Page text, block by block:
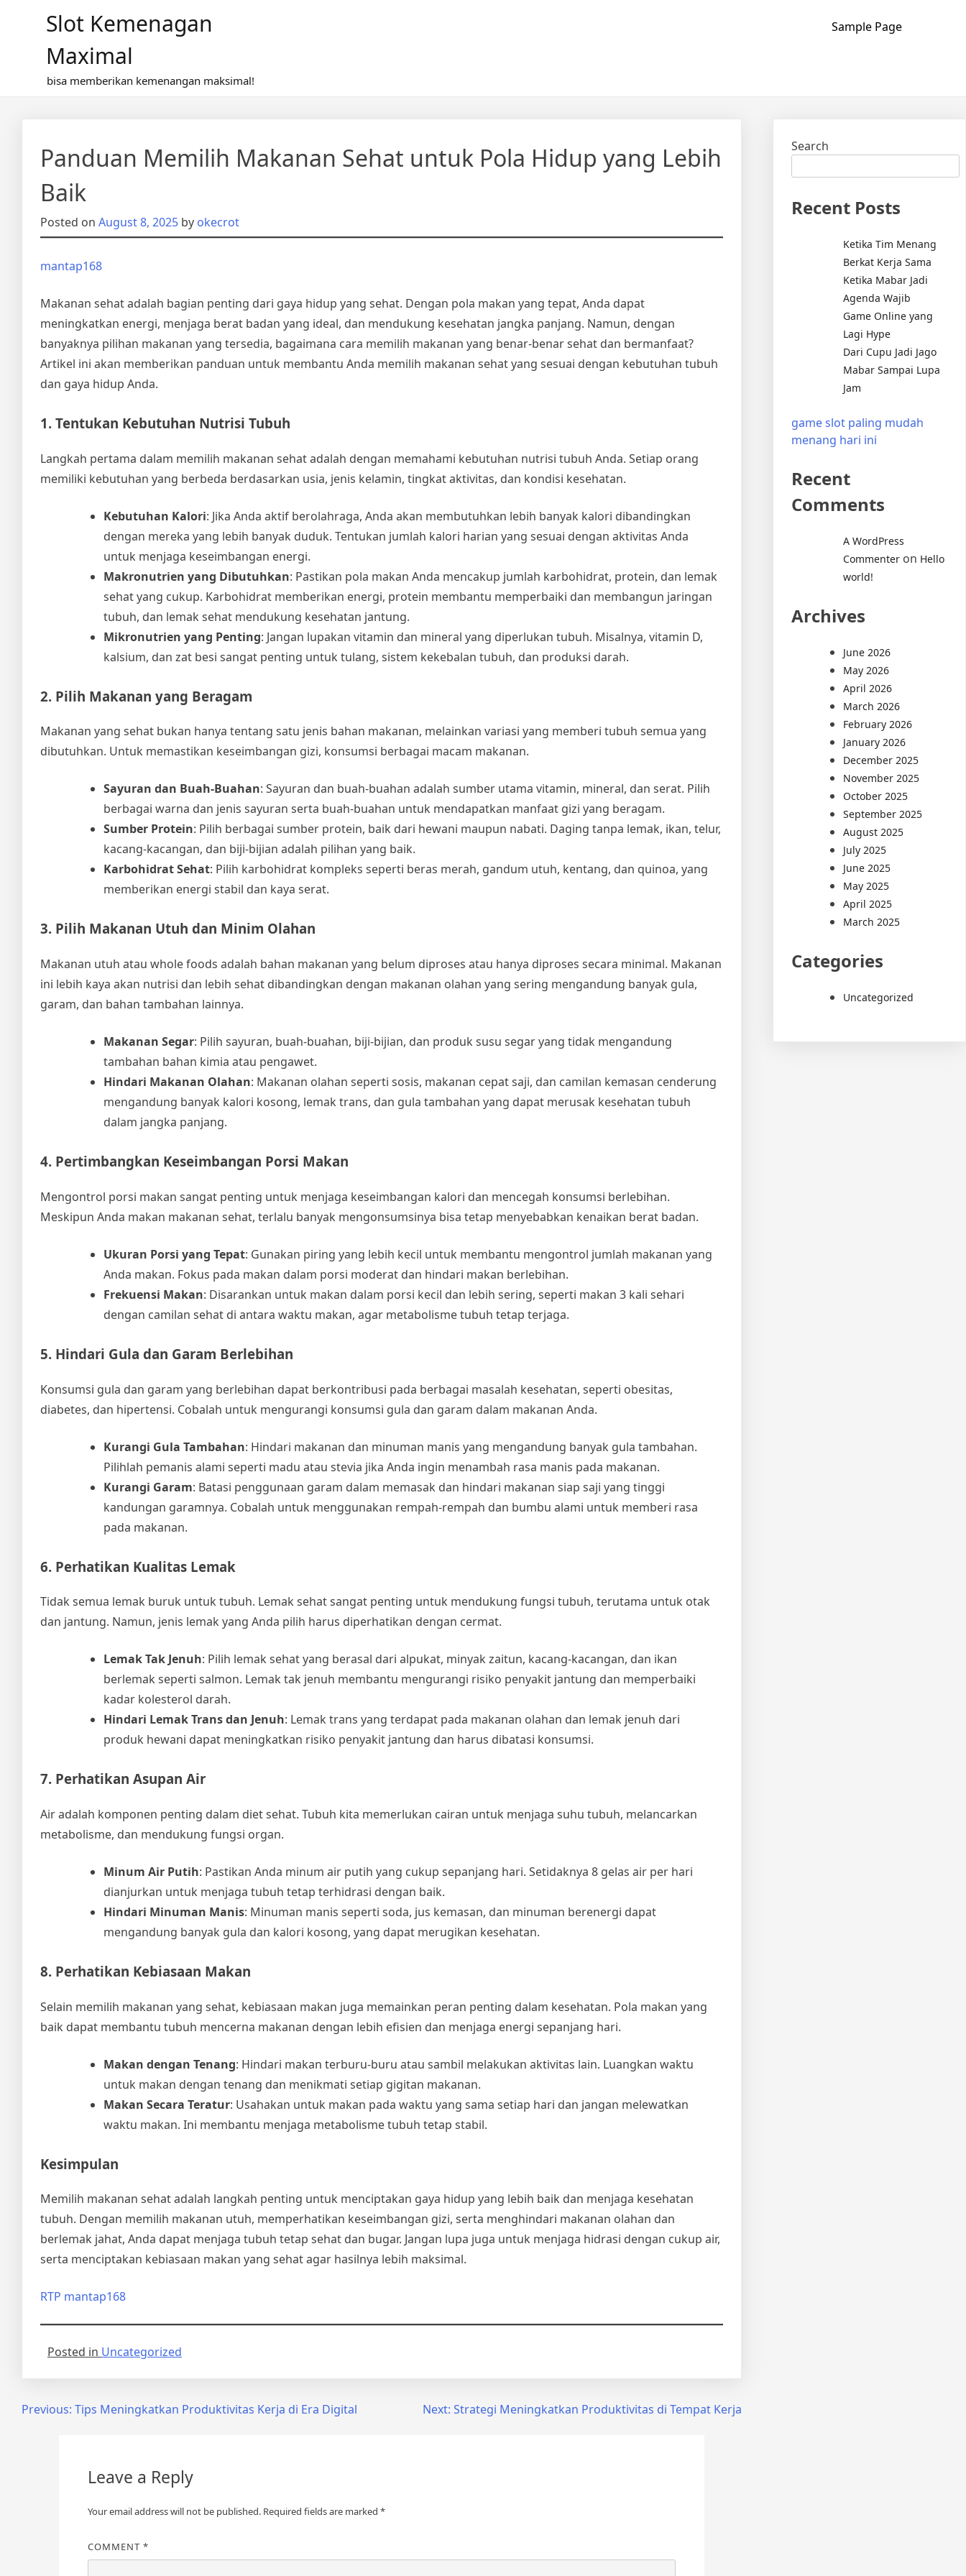
Slot Kemenagan
Maximal
bisa memberikan kemenangan maksimal!
Sample Page
Panduan Memilih Makanan Sehat untuk Pola Hidup yang Lebih
Baik
Posted on August 8, 2025 by okecrot
mantap168
Makanan sehat adalah bagian penting dari gaya hidup yang sehat. Dengan pola makan yang tepat, Anda dapat
meningkatkan energi, menjaga berat badan yang ideal, dan mendukung kesehatan jangka panjang. Namun, dengan
banyaknya pilihan makanan yang tersedia, bagaimana cara memilih makanan yang benar-benar sehat dan bermanfaat?
Artikel ini akan memberikan panduan untuk membantu Anda memilih makanan sehat yang sesuai dengan kebutuhan tubuh
dan gaya hidup Anda.
1. Tentukan Kebutuhan Nutrisi Tubuh
Langkah pertama dalam memilih makanan sehat adalah dengan memahami kebutuhan nutrisi tubuh Anda. Setiap orang
memiliki kebutuhan yang berbeda berdasarkan usia, jenis kelamin, tingkat aktivitas, dan kondisi kesehatan.
Kebutuhan Kalori: Jika Anda aktif berolahraga, Anda akan membutuhkan lebih banyak kalori dibandingkan
dengan mereka yang lebih banyak duduk. Tentukan jumlah kalori harian yang sesuai dengan aktivitas Anda
untuk menjaga keseimbangan energi.
Makronutrien yang Dibutuhkan: Pastikan pola makan Anda mencakup jumlah karbohidrat, protein, dan lemak
sehat yang cukup. Karbohidrat memberikan energi, protein membantu memperbaiki dan membangun jaringan
tubuh, dan lemak sehat mendukung kesehatan jantung.
Mikronutrien yang Penting: Jangan lupakan vitamin dan mineral yang diperlukan tubuh. Misalnya, vitamin D,
kalsium, dan zat besi sangat penting untuk tulang, sistem kekebalan tubuh, dan produksi darah.
2. Pilih Makanan yang Beragam
Makanan yang sehat bukan hanya tentang satu jenis bahan makanan, melainkan variasi yang memberi tubuh semua yang
dibutuhkan. Untuk memastikan keseimbangan gizi, konsumsi berbagai macam makanan.
Sayuran dan Buah-Buahan: Sayuran dan buah-buahan adalah sumber utama vitamin, mineral, dan serat. Pilih
berbagai warna dan jenis sayuran serta buah-buahan untuk mendapatkan manfaat gizi yang beragam.
Sumber Protein: Pilih berbagai sumber protein, baik dari hewani maupun nabati. Daging tanpa lemak, ikan, telur,
kacang-kacangan, dan biji-bijian adalah pilihan yang baik.
Karbohidrat Sehat: Pilih karbohidrat kompleks seperti beras merah, gandum utuh, kentang, dan quinoa, yang
memberikan energi stabil dan kaya serat.
3. Pilih Makanan Utuh dan Minim Olahan
Makanan utuh atau whole foods adalah bahan makanan yang belum diproses atau hanya diproses secara minimal. Makanan
ini lebih kaya akan nutrisi dan lebih sehat dibandingkan dengan makanan olahan yang sering mengandung banyak gula,
garam, dan bahan tambahan lainnya.
Makanan Segar: Pilih sayuran, buah-buahan, biji-bijian, dan produk susu segar yang tidak mengandung
tambahan bahan kimia atau pengawet.
Hindari Makanan Olahan: Makanan olahan seperti sosis, makanan cepat saji, dan camilan kemasan cenderung
mengandung banyak kalori kosong, lemak trans, dan gula tambahan yang dapat merusak kesehatan tubuh
dalam jangka panjang.
4. Pertimbangkan Keseimbangan Porsi Makan
Mengontrol porsi makan sangat penting untuk menjaga keseimbangan kalori dan mencegah konsumsi berlebihan.
Meskipun Anda makan makanan sehat, terlalu banyak mengonsumsinya bisa tetap menyebabkan kenaikan berat badan.
Ukuran Porsi yang Tepat: Gunakan piring yang lebih kecil untuk membantu mengontrol jumlah makanan yang
Anda makan. Fokus pada makan dalam porsi moderat dan hindari makan berlebihan.
Frekuensi Makan: Disarankan untuk makan dalam porsi kecil dan lebih sering, seperti makan 3 kali sehari
dengan camilan sehat di antara waktu makan, agar metabolisme tubuh tetap terjaga.
5. Hindari Gula dan Garam Berlebihan
Konsumsi gula dan garam yang berlebihan dapat berkontribusi pada berbagai masalah kesehatan, seperti obesitas,
diabetes, dan hipertensi. Cobalah untuk mengurangi konsumsi gula dan garam dalam makanan Anda.
Kurangi Gula Tambahan: Hindari makanan dan minuman manis yang mengandung banyak gula tambahan.
Pilihlah pemanis alami seperti madu atau stevia jika Anda ingin menambah rasa manis pada makanan.
Kurangi Garam: Batasi penggunaan garam dalam memasak dan hindari makanan siap saji yang tinggi
kandungan garamnya. Cobalah untuk menggunakan rempah-rempah dan bumbu alami untuk memberi rasa
pada makanan.
6. Perhatikan Kualitas Lemak
Tidak semua lemak buruk untuk tubuh. Lemak sehat sangat penting untuk mendukung fungsi tubuh, terutama untuk otak
dan jantung. Namun, jenis lemak yang Anda pilih harus diperhatikan dengan cermat.
Lemak Tak Jenuh: Pilih lemak sehat yang berasal dari alpukat, minyak zaitun, kacang-kacangan, dan ikan
berlemak seperti salmon. Lemak tak jenuh membantu mengurangi risiko penyakit jantung dan memperbaiki
kadar kolesterol darah.
Hindari Lemak Trans dan Jenuh: Lemak trans yang terdapat pada makanan olahan dan lemak jenuh dari
produk hewani dapat meningkatkan risiko penyakit jantung dan harus dibatasi konsumsi.
7. Perhatikan Asupan Air
Air adalah komponen penting dalam diet sehat. Tubuh kita memerlukan cairan untuk menjaga suhu tubuh, melancarkan
metabolisme, dan mendukung fungsi organ.
Minum Air Putih: Pastikan Anda minum air putih yang cukup sepanjang hari. Setidaknya 8 gelas air per hari
dianjurkan untuk menjaga tubuh tetap terhidrasi dengan baik.
Hindari Minuman Manis: Minuman manis seperti soda, jus kemasan, dan minuman berenergi dapat
mengandung banyak gula dan kalori kosong, yang dapat merugikan kesehatan.
8. Perhatikan Kebiasaan Makan
Selain memilih makanan yang sehat, kebiasaan makan juga memainkan peran penting dalam kesehatan. Pola makan yang
baik dapat membantu tubuh mencerna makanan dengan lebih efisien dan menjaga energi sepanjang hari.
Makan dengan Tenang: Hindari makan terburu-buru atau sambil melakukan aktivitas lain. Luangkan waktu
untuk makan dengan tenang dan menikmati setiap gigitan makanan.
Makan Secara Teratur: Usahakan untuk makan pada waktu yang sama setiap hari dan jangan melewatkan
waktu makan. Ini membantu menjaga metabolisme tubuh tetap stabil.
Kesimpulan
Memilih makanan sehat adalah langkah penting untuk menciptakan gaya hidup yang lebih baik dan menjaga kesehatan
tubuh. Dengan memilih makanan utuh, memperhatikan keseimbangan gizi, serta menghindari makanan olahan dan
berlemak jahat, Anda dapat menjaga tubuh tetap sehat dan bugar. Jangan lupa juga untuk menjaga hidrasi dengan cukup air,
serta menciptakan kebiasaan makan yang sehat agar hasilnya lebih maksimal.
RTP mantap168
Posted in Uncategorized
PostPrevious: Tips Meningkatkan Produktivitas Kerja di Era Digital Next: Strategi Meningkatkan Produktivitas di Tempat Kerja
Leave a Reply
Your email address will not be published. Required fields are marked *
COMMENT *
Search
Recent Posts
Ketika Tim Menang
Berkat Kerja Sama
Ketika Mabar Jadi
Agenda Wajib
Game Online yang
Lagi Hype
Dari Cupu Jadi Jago
Mabar Sampai Lupa
Jam
game slot paling mudah
menang hari ini
Recent
Comments
A WordPress
Commenter on Hello
world!
Archives
June 2026
May 2026
April 2026
March 2026
February 2026
January 2026
December 2025
November 2025
October 2025
September 2025
August 2025
July 2025
June 2025
May 2025
April 2025
March 2025
Categories
Uncategorized